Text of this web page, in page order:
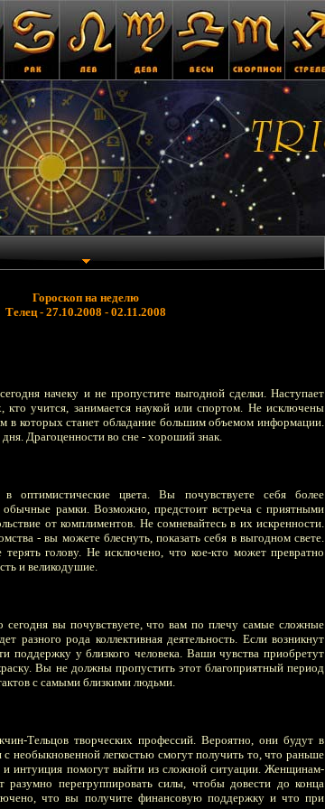
Гороскоп на неделю
Телец - 27.10.2008 - 02.11.2008
начеку и не пропустите выгодной сделки. Наступает
кто учится, занимается наукой или спортом. Не исключены
которых станет обладание большим объемом информации.
Драгоценности во сне - хороший знак.
оптимистические цвета. Вы почувствуете себя более
обычные рамки. Возможно, предстоит встреча с приятными
от комплиментов. Не сомневайтесь в их искренности.
- вы можете блеснуть, показать себя в выгодном свете.
голову. Не исключено, что кое-кто может превратно
и великодушие.
сегодня вы почувствуете, что вам по плечу самые сложные
разного рода коллективная деятельность. Если возникнут
поддержку у близкого человека. Ваши чувства приобретут
Вы не должны пропустить этот благоприятный период
с самыми близкими людьми.
Тельцов творческих профессий. Вероятно, они будут в
необыкновенной легкостью смогут получить то, что раньше
и интуиция помогут выйти из сложной ситуации. Женщинам-
разумно перегруппировать силы, чтобы довести до конца
что вы получите финансовую поддержку и что при